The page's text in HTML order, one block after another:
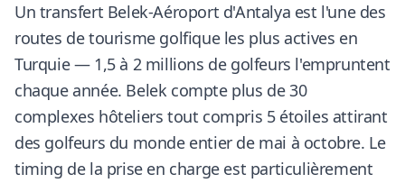
Un transfert Belek-Aéroport d'Antalya est l'une des
routes de tourisme golfique les plus actives en
Turquie — 1,5 à 2 millions de golfeurs l'empruntent
chaque année. Belek compte plus de 30
complexes hôteliers tout compris 5 étoiles attirant
des golfeurs du monde entier de mai à octobre. Le
timing de la prise en charge est particulièrement